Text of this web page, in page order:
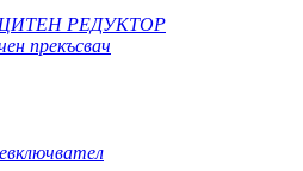
РЕДУКТОР
прекъсвач